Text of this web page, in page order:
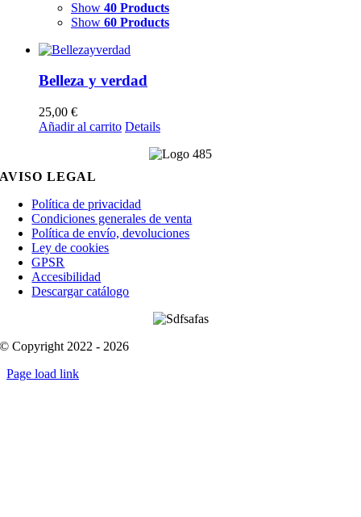
Show 40 Products
Show 60 Products
Belleza y verdad
25,00 €
Añadir al carrito Details
AVISO LEGAL
Política de privacidad
Condiciones generales de venta
Política de envío, devoluciones
Ley de cookies
GPSR
Accesibilidad
Descargar catálogo
© Copyright 2022 - 2026
Page load link